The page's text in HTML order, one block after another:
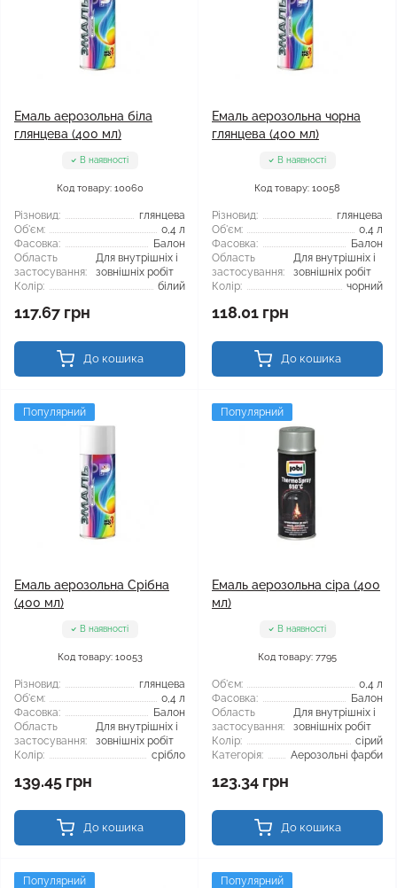
Емаль аерозольна біла
глянцева (400 мл)
В наявності
Код товару: 10060
Різновид:
глянцева
Об'єм:
0,4 л
Фасовка:
Балон
Область
застосування:
Для внутрішніх і
зовнішніх робіт
Колір:
білий
117.67 грн
До кошика
Емаль аерозольна чорна
глянцева (400 мл)
В наявності
Код товару: 10058
Різновид:
глянцева
Об'єм:
0,4 л
Фасовка:
Балон
Область
застосування:
Для внутрішніх і
зовнішніх робіт
Колір:
чорний
118.01 грн
До кошика
Популярний
Емаль аерозольна Срібна
(400 мл)
В наявності
Код товару: 10053
Різновид:
глянцева
Об'єм:
0,4 л
Фасовка:
Балон
Область
застосування:
Для внутрішніх і
зовнішніх робіт
Колір:
срібло
139.45 грн
До кошика
Популярний
Емаль аерозольна сіра (400
мл)
В наявності
Код товару: 7795
Об'єм:
0,4 л
Фасовка:
Балон
Область
застосування:
Для внутрішніх і
зовнішніх робіт
Колір:
сірий
Категорія:
Аерозольні фарби
123.34 грн
До кошика
Популярний Популярний